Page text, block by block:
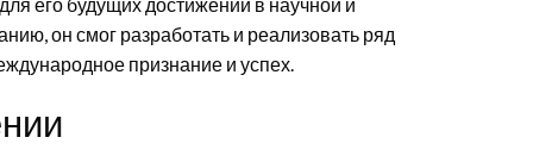
его будущих достижений в научной и
он смог разработать и реализовать ряд
признание и успех.